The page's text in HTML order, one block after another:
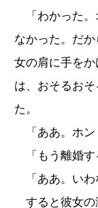
「わかった。
なかった。だ
女の肩に手を
は、おそるお
た。
「ああ。ホン
「もう離婚す
「ああ。いわ
すると彼女の